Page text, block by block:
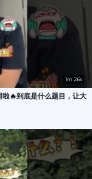
1m 26s
🔥到底是什么题目，让大